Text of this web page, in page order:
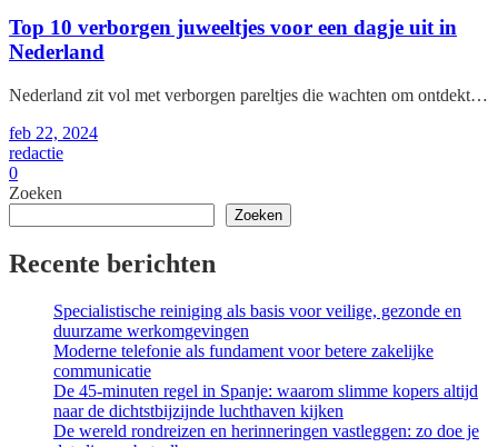
Top 10 verborgen juweeltjes voor een dagje uit in
Nederland
Nederland zit vol met verborgen pareltjes die wachten om ontdekt…
feb 22, 2024
redactie
0
Zoeken
Zoeken
Recente berichten
Specialistische reiniging als basis voor veilige, gezonde en
duurzame werkomgevingen
Moderne telefonie als fundament voor betere zakelijke
communicatie
De 45-minuten regel in Spanje: waarom slimme kopers altijd
naar de dichtstbijzijnde luchthaven kijken
De wereld rondreizen en herinneringen vastleggen: zo doe je